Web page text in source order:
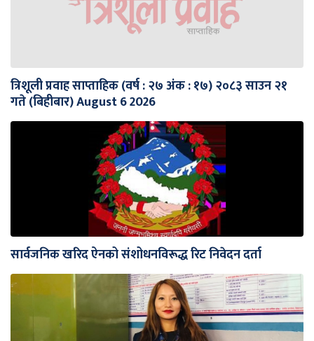
त्रिशूली प्रवाह साप्ताहिक (वर्ष : २७ अंक : १७) २०८३ साउन २१
गते (बिहीबार) August 6 2026
सार्वजनिक खरिद ऐनको संशोधनविरूद्ध रिट निवेदन दर्ता